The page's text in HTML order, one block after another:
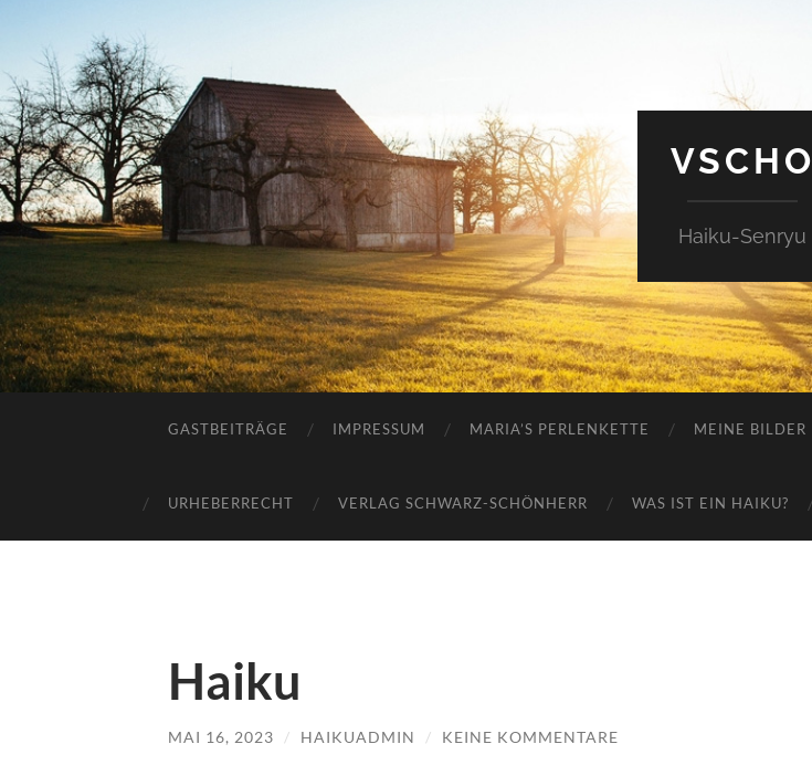
VSCHO
Haiku-Senryu
GASTBEITRÄGE IMPRESSUM MARIA’S PERLENKETTE MEINE BILDER
URHEBERRECHT VERLAG SCHWARZ-SCHÖNHERR WAS IST EIN HAIKU?
Haiku
MAI 16, 2023 / HAIKUADMIN / KEINE KOMMENTARE